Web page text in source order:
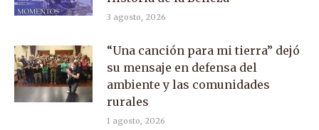
3 agosto, 2026
“Una canción para mi tierra” dejó
su mensaje en defensa del
ambiente y las comunidades
rurales
1 agosto, 2026